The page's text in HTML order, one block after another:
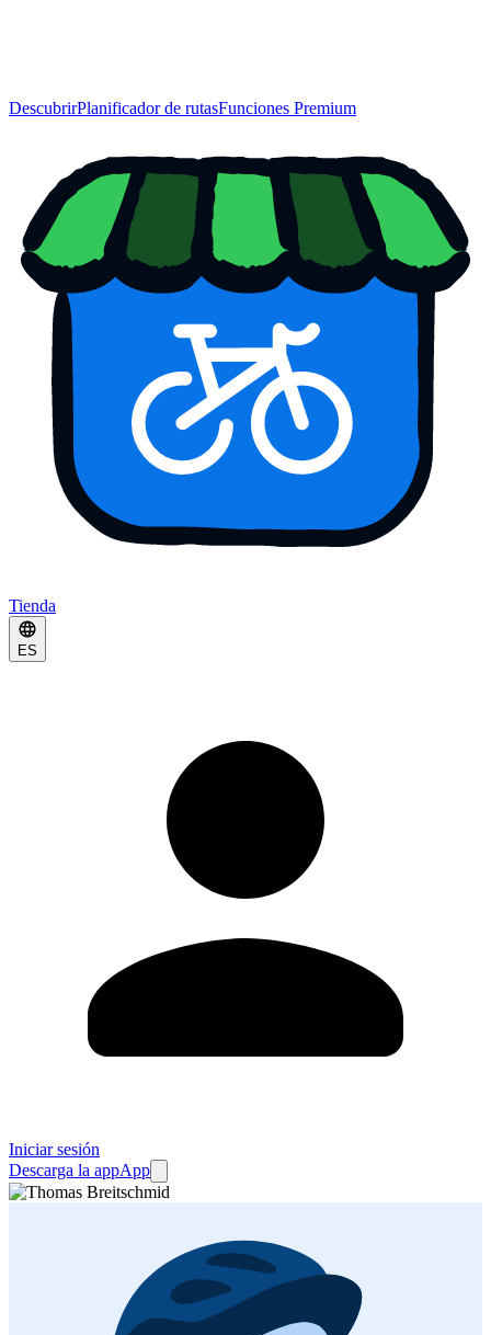
DescubrirPlanificador de rutasFunciones Premium
Tienda
ES
Iniciar sesión
Descarga la appApp